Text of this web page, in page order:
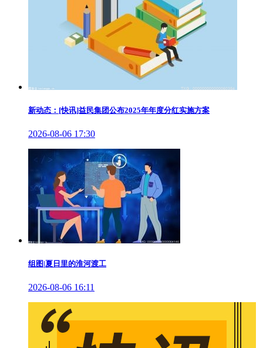
新动态：[快讯]益民集团公布2025年年度分红实施方案
2026-08-06 17:30
组图|夏日里的淮河渡工
2026-08-06 16:11